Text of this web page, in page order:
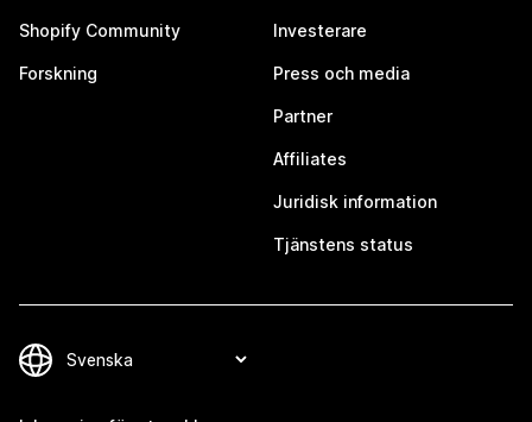
Shopify Community
Forskning
Investerare
Press och media
Partner
Affiliates
Juridisk information
Tjänstens status